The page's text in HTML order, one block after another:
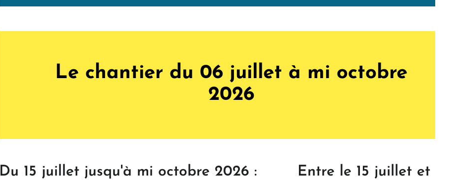
Le chantier du 06 juillet à mi octobre
2026
Du 15 juillet jusqu'à mi octobre 2026 :
Entre le 15 juillet et